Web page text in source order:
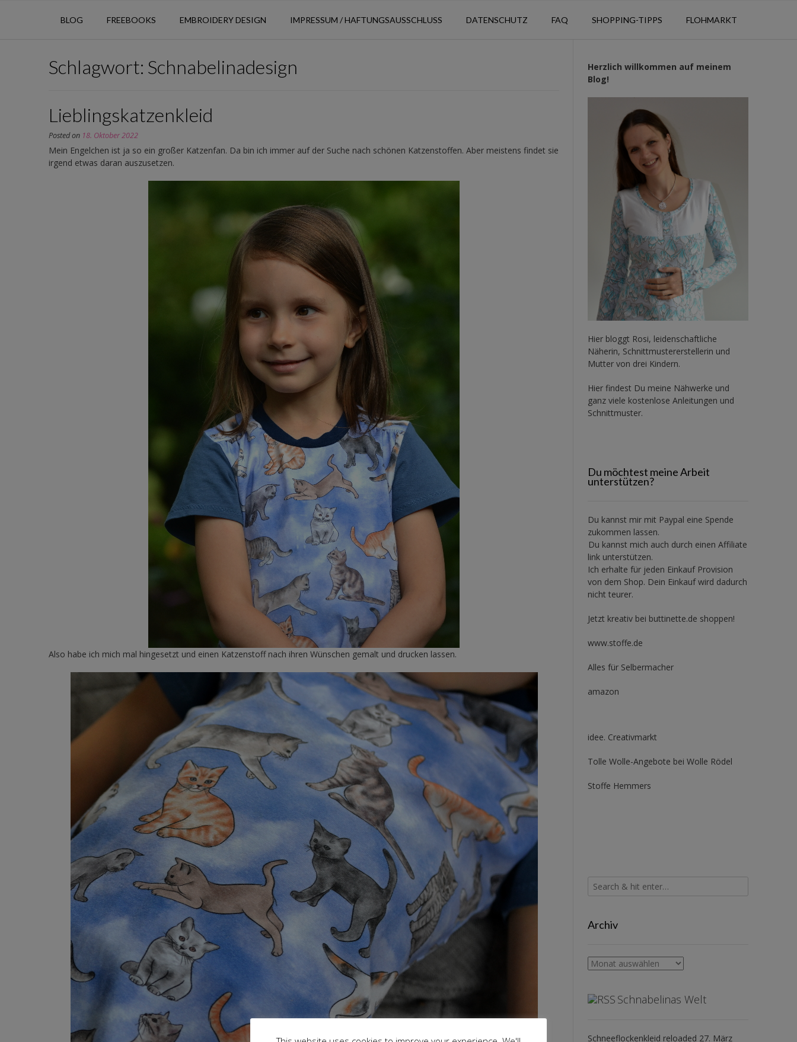
BLOG FREEBOOKS EMBROIDERY DESIGN IMPRESSUM / HAFTUNGSAUSSCHLUSS DATENSCHUTZ FAQ SHOPPING-TIPPS FLOHMARKT
Schlagwort: Schnabelinadesign
Lieblingskatzenkleid
Posted on 18. Oktober 2022
Mein Engelchen ist ja so ein großer Katzenfan. Da bin ich immer auf der Suche nach schönen Katzenstoffen. Aber meistens findet sie
irgend etwas daran auszusetzen.
Also habe ich mich mal hingesetzt und einen Katzenstoff nach ihren Wünschen gemalt und drucken lassen.
Herzlich willkommen auf meinem
Blog!
Hier bloggt Rosi, leidenschaftliche
Näherin, Schnittmustererstellerin und
Mutter von drei Kindern.
Hier findest Du meine Nähwerke und
ganz viele kostenlose Anleitungen und
Schnittmuster.
Du möchtest meine Arbeit
unterstützen?
Du kannst mir mit Paypal eine Spende
zukommen lassen.
Du kannst mich auch durch einen Affiliate
link unterstützen.
Ich erhalte für jeden Einkauf Provision
von dem Shop. Dein Einkauf wird dadurch
nicht teurer.
Jetzt kreativ bei buttinette.de shoppen!
www.stoffe.de
Alles für Selbermacher
amazon
idee. Creativmarkt
Tolle Wolle-Angebote bei Wolle Rödel
Stoffe Hemmers
Archiv
Archiv
Schnabelinas Welt
Schneeflockenkleid reloaded 27. März